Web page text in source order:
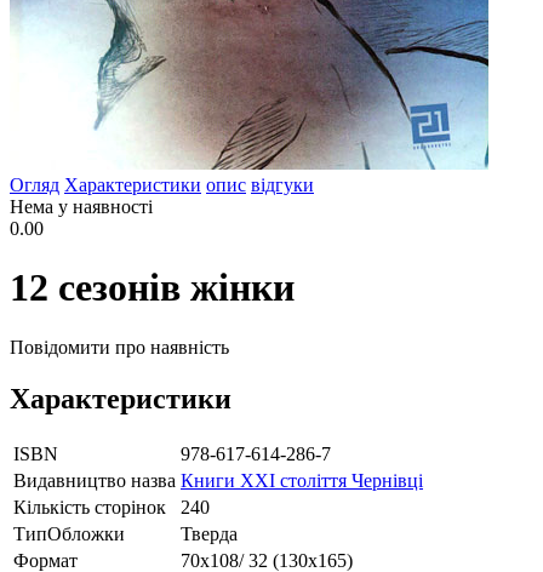
Огляд Характеристики опис відгуки
Нема у наявності
0.00
12 сезонів жінки
Повідомити про наявність
Характеристики
ISBN
978-617-614-286-7
Видавництво назва Книги ХХІ століття Чернівці
Кількість сторінок
240
ТипОбложки
Тверда
Формат
70х108/ 32 (130х165)